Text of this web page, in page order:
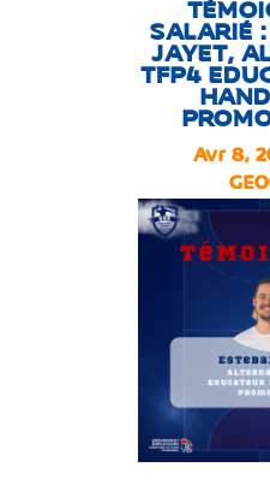
SALARIÉ
JAYET,
TFP4
Avr 8,